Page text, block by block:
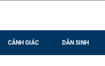
CẢNH GIÁC DÂN SINH